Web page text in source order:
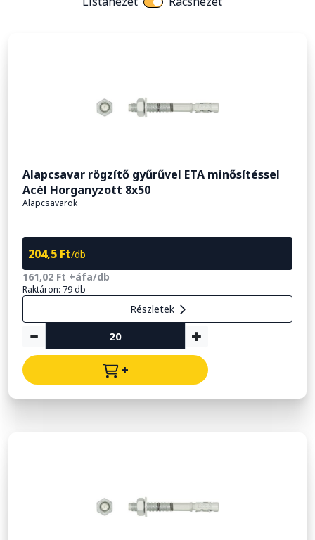
Alapcsavar rögzítő gyűrűvel ETA minősítéssel
Acél Horganyzott 8x50
Alapcsavarok
204,5 Ft/db
161,02 Ft +áfa/db
Raktáron: 79 db
Részletek
+